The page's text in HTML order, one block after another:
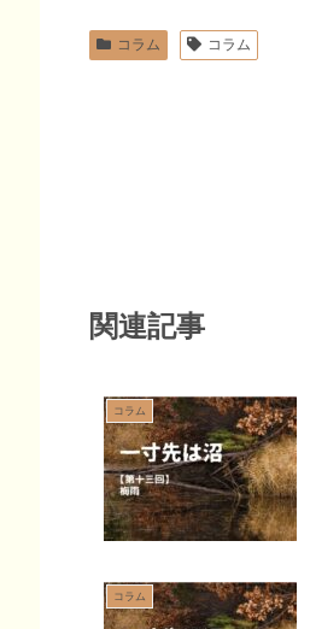
コラム コラム
関連記事
コラム
コラム